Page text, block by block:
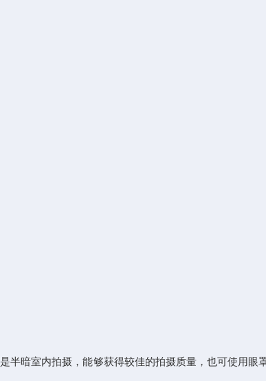
室内拍摄，能够获得较佳的拍摄质量，也可使用眼罩